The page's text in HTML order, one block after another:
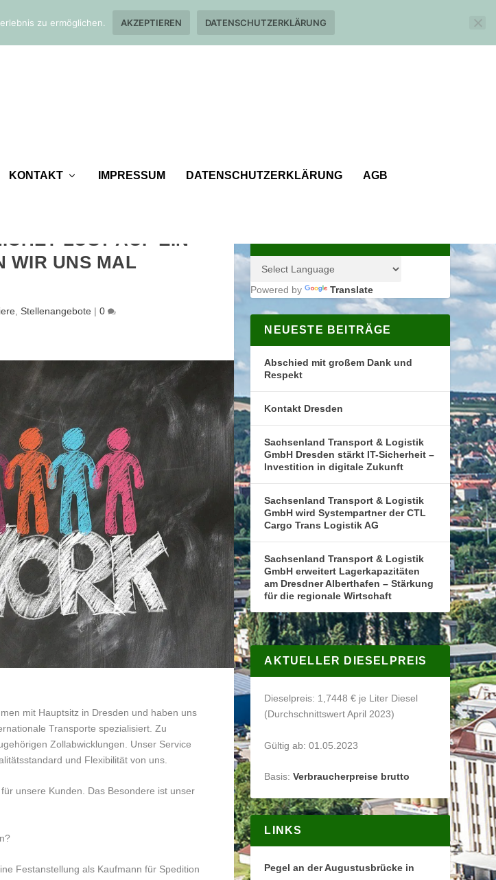
KONTAKT IMPRESSUM DATENSCHUTZERKLÄRUNG AGB
LUST AUF EIN
WIR UNS MAL
, Stellenangebote | 0
mit Hauptsitz in Dresden und haben uns
Transporte spezialisiert. Zu
Zollabwicklungen. Unser Service
und Flexibilität von uns.
unsere Kunden. Das Besondere ist unser
Festanstellung als Kaufmann für Spedition
Powered by Translate
NEUESTE BEITRÄGE
Abschied mit großem Dank und
Respekt
Kontakt Dresden
Sachsenland Transport & Logistik
GmbH Dresden stärkt IT-Sicherheit –
Investition in digitale Zukunft
Sachsenland Transport & Logistik
GmbH wird Systempartner der CTL
Cargo Trans Logistik AG
Sachsenland Transport & Logistik
GmbH erweitert Lagerkapazitäten
am Dresdner Alberthafen – Stärkung
für die regionale Wirtschaft
AKTUELLER DIESELPREIS
Dieselpreis: 1,7448 € je Liter Diesel
(Durchschnittswert April 2023)
Gültig ab: 01.05.2023
Basis:Verbraucherpreise brutto
LINKS
Pegel an der Augustusbrücke in
zu ermöglichen. AKZEPTIEREN DATENSCHUTZERKLÄRUNG